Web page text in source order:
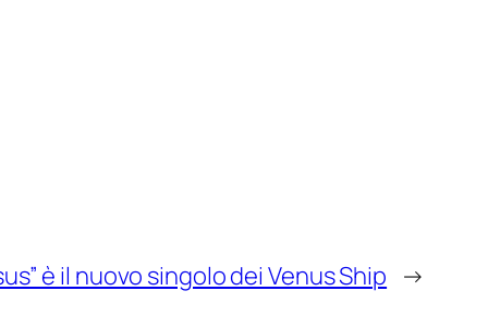
è il nuovo singolo dei Venus Ship →